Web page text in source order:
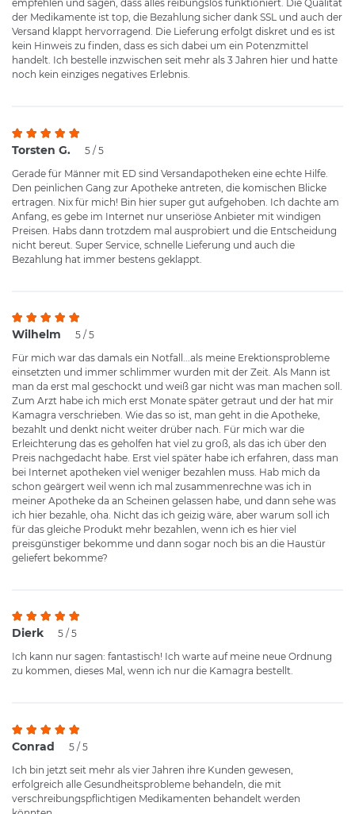
empfehlen und sagen, dass alles reibungslos funktioniert. Die Qualität
der Medikamente ist top, die Bezahlung sicher dank SSL und auch der
Versand klappt hervorragend. Die Lieferung erfolgt diskret und es ist
kein Hinweis zu finden, dass es sich dabei um ein Potenzmittel
handelt. Ich bestelle inzwischen seit mehr als 3 Jahren hier und hatte
noch kein einziges negatives Erlebnis.
Torsten G.
5 / 5
Gerade für Männer mit ED sind Versandapotheken eine echte Hilfe.
Den peinlichen Gang zur Apotheke antreten, die komischen Blicke
ertragen. Nix für mich! Bin hier super gut aufgehoben. Ich dachte am
Anfang, es gebe im Internet nur unseriöse Anbieter mit windigen
Preisen. Habs dann trotzdem mal ausprobiert und die Entscheidung
nicht bereut. Super Service, schnelle Lieferung und auch die
Bezahlung hat immer bestens geklappt.
Wilhelm
5 / 5
Für mich war das damals ein Notfall...als meine Erektionsprobleme
einsetzten und immer schlimmer wurden mit der Zeit. Als Mann ist
man da erst mal geschockt und weiß gar nicht was man machen soll.
Zum Arzt habe ich mich erst Monate später getraut und der hat mir
Kamagra verschrieben. Wie das so ist, man geht in die Apotheke,
bezahlt und denkt nicht weiter drüber nach. Für mich war die
Erleichterung das es geholfen hat viel zu groß, als das ich über den
Preis nachgedacht habe. Erst viel später habe ich erfahren, dass man
bei Internet apotheken viel weniger bezahlen muss. Hab mich da
schon geärgert weil wenn ich mal zusammenrechne was ich in
meiner Apotheke da an Scheinen gelassen habe, und dann sehe was
ich hier bezahle, oha. Nicht das ich geizig wäre, aber warum soll ich
für das gleiche Produkt mehr bezahlen, wenn ich es hier viel
preisgünstiger bekomme und dann sogar noch bis an die Haustür
geliefert bekomme?
Dierk
5 / 5
Ich kann nur sagen: fantastisch! Ich warte auf meine neue Ordnung
zu kommen, dieses Mal, wenn ich nur die Kamagra bestellt.
Conrad
5 / 5
Ich bin jetzt seit mehr als vier Jahren ihre Kunden gewesen,
erfolgreich alle Gesundheitsprobleme behandeln, die mit
verschreibungspflichtigen Medikamenten behandelt werden